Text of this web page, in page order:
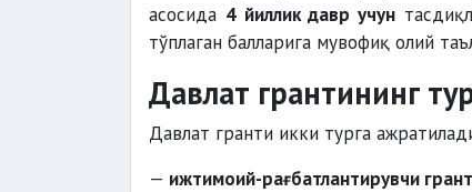
асосида 4 йиллик давр учун
тўплаган балларига мувофиқ олий
Давлат грантининг
Давлат гранти икки турга
— ижтимоий-рағбатлантирувчи грант